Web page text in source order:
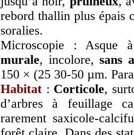
rebord thallin plus épais
soralies.
Microscopie :Asque
murale, incolore,sans
150 × (25 30-50 µm.
Habitat : Corticole,
d’arbres à feuillage
rarement saxicole-